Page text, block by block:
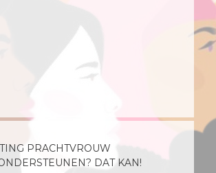
PRACHTVROUW
DAT KAN!